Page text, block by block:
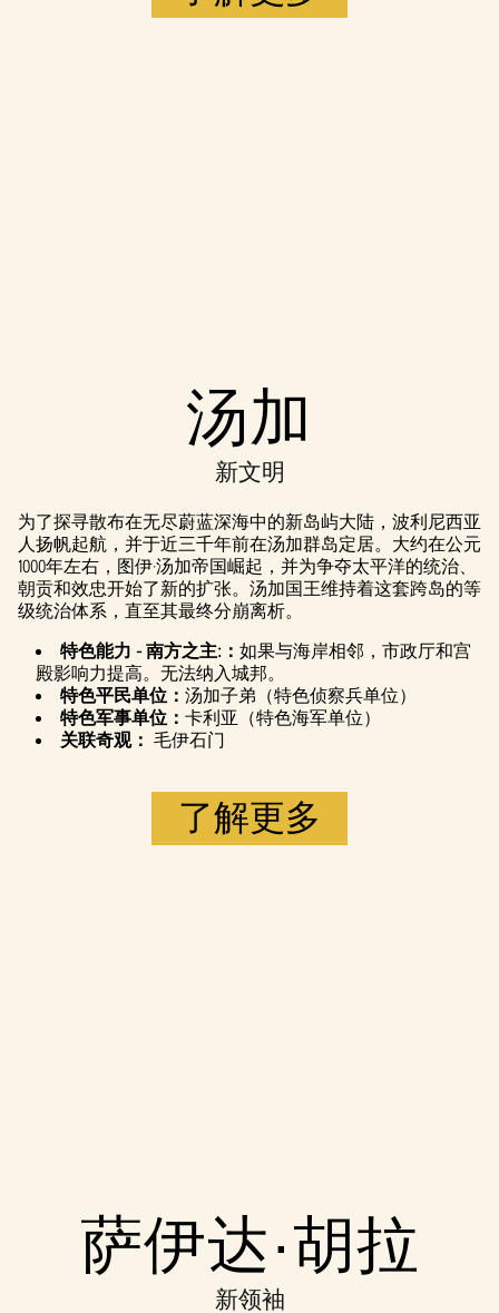
同意YouTube
的隐私政策
以及将数据
传输至 Google
服务器。
汤加
新文明
为了探寻散布在无尽蔚蓝深海中的新岛屿大陆，波利尼西亚
人扬帆起航，并于近三千年前在汤加群岛定居。大约在公元
1000年左右，图伊·汤加帝国崛起，并为争夺太平洋的统治、
朝贡和效忠开始了新的扩张。汤加国王维持着这套跨岛的等
级统治体系，直至其最终分崩离析。
特色能力 - 南方之主:： 如果与海岸相邻，市政厅和宫
殿影响力提高。无法纳入城邦。
特色平民单位： 汤加子弟（特色侦察兵单位）
特色军事单位： 卡利亚（特色海军单位）
关联奇观： 毛伊石门
了解更多
Accept
& Play
萨伊达·胡拉
新领袖